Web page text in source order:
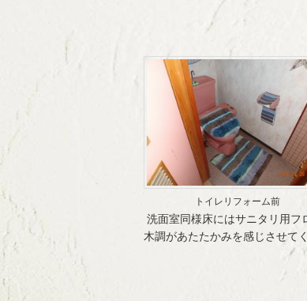
トイレリフォーム前
洗面室同様床にはサニタリ用フ
木調があたたかみを感じさせて